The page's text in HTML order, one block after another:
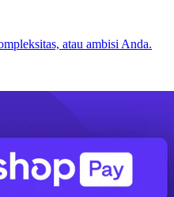
atau ambisi Anda.